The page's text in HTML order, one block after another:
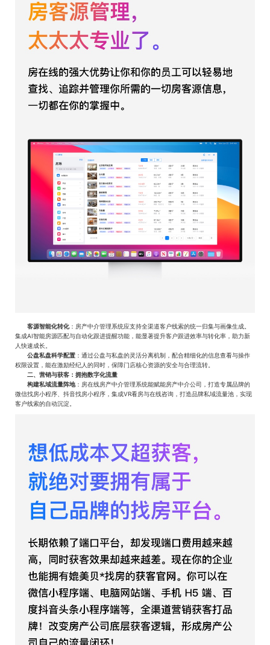
客源智能化转化‌：房产中介管理系统应支持全渠道客户线索的统一归集与画像生成。
集成AI智能房源匹配与自动化跟进提醒功能，能显著提升客户跟进效率与转化率，助力新
人快速成长。‌
公盘私盘科学配置 ‌：通过公盘与私盘的灵活分离机制，配合精细化的信息查看与操作
权限设置，能在激励经纪人的同时，保障门店核心资源的安全与合理流转。‌
二、营销与获客：拥抱数字化流量
构建私域流量阵地‌：房在线房产中介管理系统能赋能房产中介公司，打造专属品牌的
微信找房小程序、抖音找房小程序，集成VR看房与在线咨询，打造品牌私域流量池，实现
客户线索的自动沉淀。‌